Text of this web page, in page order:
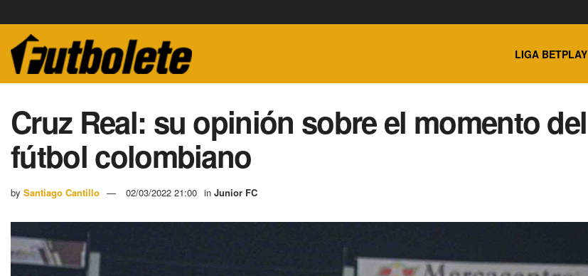
LIGA BETPLAY
Cruz Real: su opinión sobre el momento del
fútbol colombiano
by Santiago Cantillo 02/03/2022 21:00 in Junior FC